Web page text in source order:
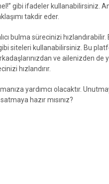
gibi ifadeler kullanabilirsiniz.
takdir eder.
bulma sürecinizi hızlandırabilir.
siteleri kullanabilirsiniz. Bu
ve ailenizden de
hızlandırır.
yardımcı olacaktır.
hazır mısınız?